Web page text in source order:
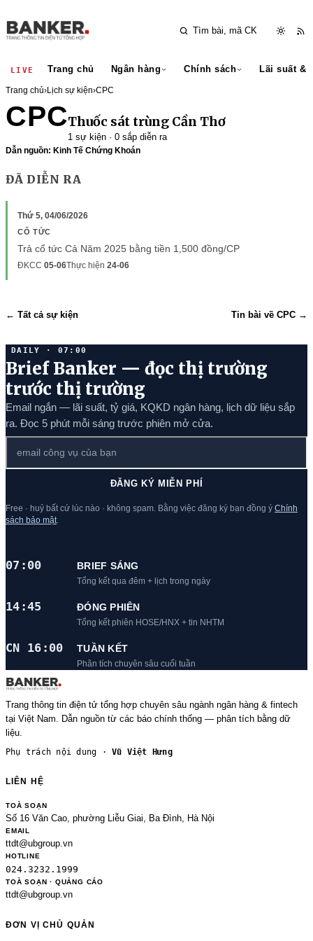
LIVE Trang chủ Ngân hàng Chính sách Lãi suất &
Trang chủ›Lịch sự kiện›CPC
CPCThuốc sát trùng Cần Thơ
1 sự kiện · 0 sắp diễn ra
Dẫn nguồn: Kinh Tế Chứng Khoán
ĐÃ DIỄN RA
Thứ 5, 04/06/2026
CỔ TỨC
Trả cổ tức Cả Năm 2025 bằng tiền 1,500 đồng/CP
ĐKCC 05-06Thực hiện 24-06
← Tất cả sự kiện Tin bài về CPC →
DAILY · 07:00
Brief Banker — đọc thị trường
trước thị trường
Email ngắn — lãi suất, tỷ giá, KQKD ngân hàng, lịch dữ liệu sắp
ra. Đọc 5 phút mỗi sáng trước phiên mở cửa.
ĐĂNG KÝ MIỄN PHÍ
Free · huỷ bất cứ lúc nào · không spam. Bằng việc đăng ký bạn đồng ý Chính
sách bảo mật
07:00 BRIEF SÁNG
Tổng kết qua đêm + lịch trong ngày
14:45 ĐÓNG PHIÊN
Tổng kết phiên HOSE/HNX + tin NHTM
CN 16:00 TUẦN KẾT
Phân tích chuyên sâu cuối tuần
Trang thông tin điện tử tổng hợp chuyên sâu ngành ngân hàng & fintech
tại Việt Nam. Dẫn nguồn từ các báo chính thống — phân tích bằng dữ
liệu.
Phụ trách nội dung ·Vũ Việt Hưng
LIÊN HỆ
TOÀ SOẠN
Số 16 Văn Cao, phường Liễu Giai, Ba Đình, Hà Nội
EMAIL
ttdt@ubgroup.vn
HOTLINE
024.3232.1999
TOÀ SOẠN · QUẢNG CÁO
ttdt@ubgroup.vn
ĐƠN VỊ CHỦ QUẢN